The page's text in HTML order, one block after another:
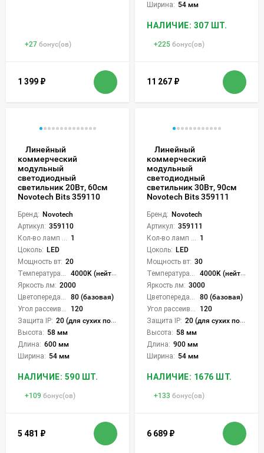
+27 бонус(ов)
1 399 ₽
Ширина: 54 мм
НАЛИЧИЕ: 307 ШТ.
+225 бонус(ов)
11 267 ₽
Линейный
коммерческий
модульный
светодиодный
светильник 20Вт, 60см
Novotech Bits 359110
Бренд: Novotech
Артикул: 359110
Кол-во ламп или LED: 1
Цоколь: LED
Мощность вт: 20
Температура света:
4000K (нейтральный)
Яркость лм: 2000
Цветопередача (CRI):
80 (базовая)
Угол рассеивания света °:
120
Защита IP: 20 (для сухих пом.)
Высота: 58 мм
Длина: 600 мм
Ширина: 54 мм
НАЛИЧИЕ: 590 ШТ.
+109 бонус(ов)
5 481 ₽
Линейный
коммерческий
модульный
светодиодный
светильник 30Вт, 90см
Novotech Bits 359111
Бренд: Novotech
Артикул: 359111
Кол-во ламп или LED: 1
Цоколь: LED
Мощность вт: 30
Температура света:
4000K (нейтральный)
Яркость лм: 3000
Цветопередача (CRI):
80 (базовая)
Угол рассеивания света °:
120
Защита IP: 20 (для сухих пом.)
Высота: 58 мм
Длина: 900 мм
Ширина: 54 мм
НАЛИЧИЕ: 1676 ШТ.
+133 бонус(ов)
6 689 ₽